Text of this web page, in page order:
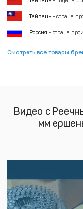
Тайвань - страна
Россия - страна
Смотреть все товары
Видео с
мм